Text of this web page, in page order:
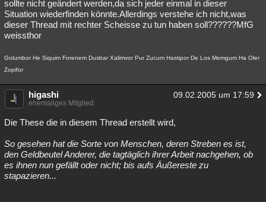
sollte nicht geändert werden,da sich jeder einmal in dieser
Situation wiederfinden könnte.Allerdings verstehe ich nicht,was
dieser Thread mit rechter Scheisse zu tun haben soll??????MfG
weissthor
Golumbor He Siquim Forenem Dusbar Xalimvor Pur Zucum Hastipor De Los Memgum Ha Oler
Zopifor
higashi 09.02.2005 um 17:59
ehemaliges Mitglied
Die These die in diesem Thread erstellt wird,
So gesehen hat die Sorte von Menschen, deren Streben es ist,
den Geldbeutel Anderer, die tagtäglich ihrer Arbeit nachgehen, ob
es ihnen nun gefällt oder nicht; bis aufs Äußereste zu
stapazieren...